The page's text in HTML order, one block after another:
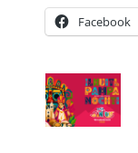
Facebook